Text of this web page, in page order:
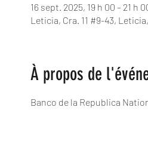
16 sept. 2025, 19 h 00 – 21 h
Leticia, Cra. 11 #9-43,
À propos de
Banco de la Republica